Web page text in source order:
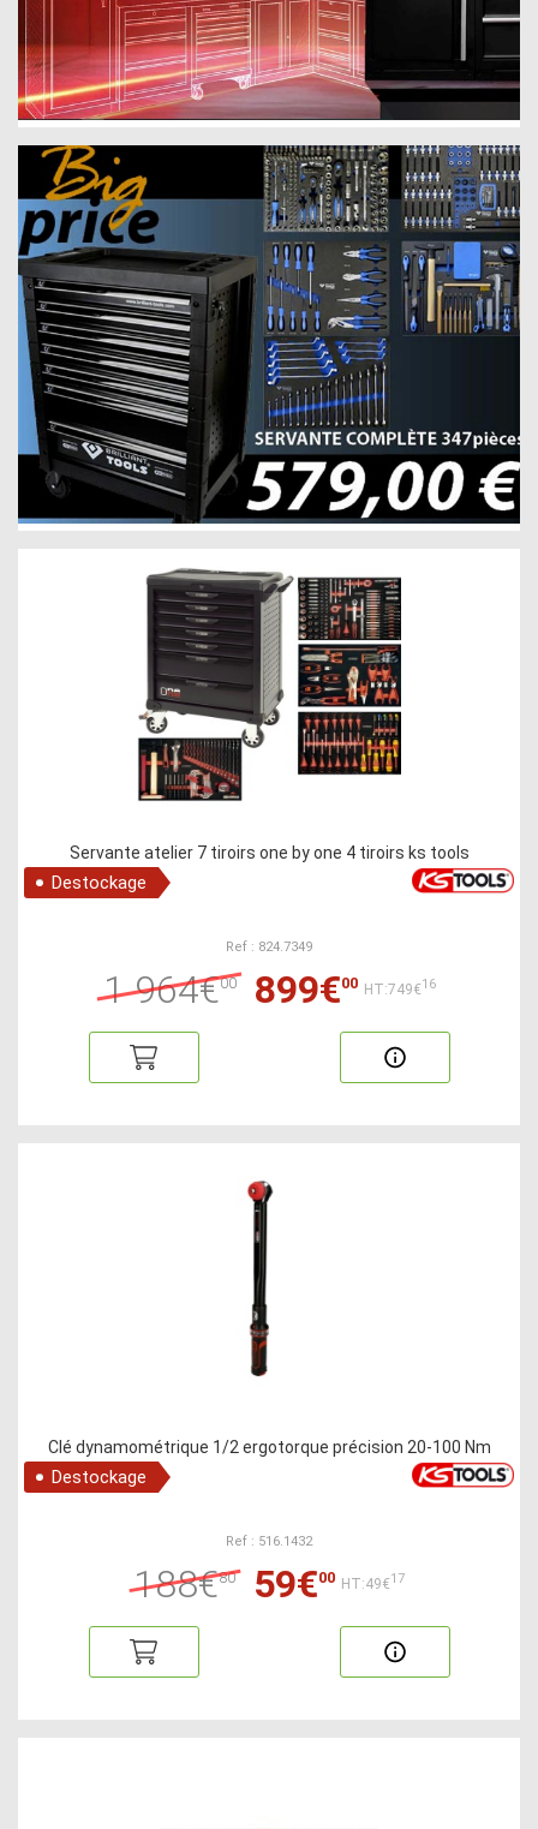
Servante atelier 7 tiroirs one by one 4 tiroirs ks tools
Destockage
Ref : 824.7349
1 964€00 899€00 HT:749€16
Clé dynamométrique 1/2 ergotorque précision 20-100 Nm
Destockage
Ref : 516.1432
188€80 59€00 HT:49€17